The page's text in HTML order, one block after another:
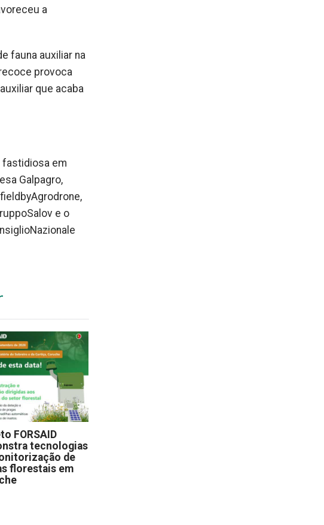
a
fauna auxiliar na
provoca
que acaba
fastidiosa em
Galpagro,
e o
FORSAID
tecnologias
de
florestais em